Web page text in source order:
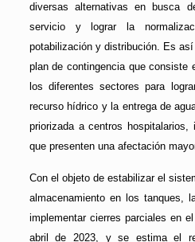
diversas alternativas en busca
servicio y lograr la
potabilización y distribución. Es
plan de contingencia que consiste
los diferentes sectores para
recurso hídrico y la entrega de
priorizada a centros hospitalarios,
que presenten una afectación
Con el objeto de estabilizar el
almacenamiento en los tanques,
implementar cierres parciales en
abril de 2023, y se estima el